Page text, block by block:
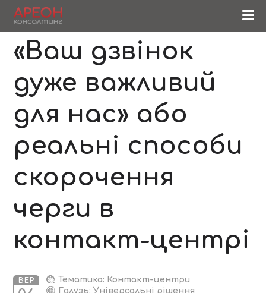
«Ваш дзвінок
дуже важливий
для нас» або
реальні способи
скорочення
черги в
контакт-центрі
ВЕР
Тематика: Контакт-центри
Галузь: Універсальні рішення